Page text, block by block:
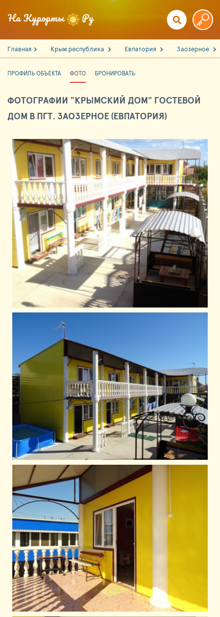
Главная Крым республика Евпатория Заозерное
ПРОФИЛЬ ОБЪЕКТА ФОТО БРОНИРОВАТЬ
ФОТОГРАФИИ "КРЫМСКИЙ ДОМ" ГОСТЕВОЙ
ДОМ В ПГТ. ЗАОЗЕРНОЕ (ЕВПАТОРИЯ)